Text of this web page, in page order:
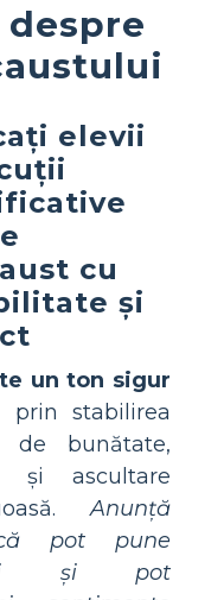
despre
elevii
cu
și
un ton sigur
prin stabilirea
de bunătate,
și ascultare
Anunță
pot pune
și pot